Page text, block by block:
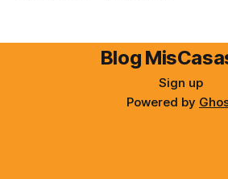
Blog
Sign up
Powered by